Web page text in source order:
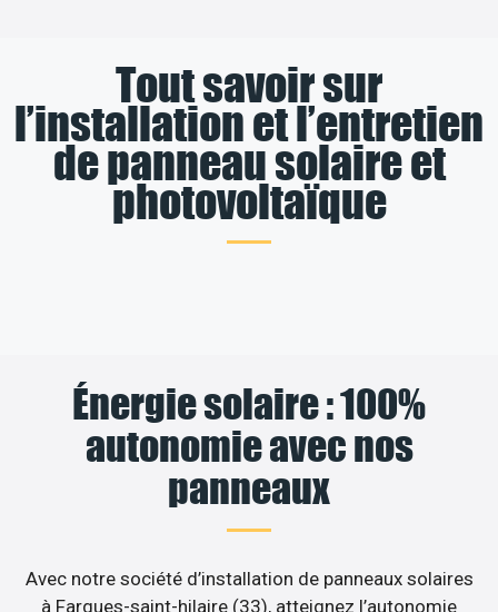
Tout savoir sur
l’installation et l’entretien
de panneau solaire et
photovoltaïque
Énergie solaire : 100%
autonomie avec nos
panneaux
Avec notre société d’installation de panneaux solaires
à Fargues-saint-hilaire (33), atteignez l’autonomie